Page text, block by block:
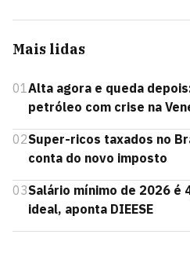
Mais lidas
01Alta agora e queda
petróleo com crise na
02Super-ricos taxados no
conta do novo imposto
03Salário mínimo de 2026 é
ideal, aponta DIEESE